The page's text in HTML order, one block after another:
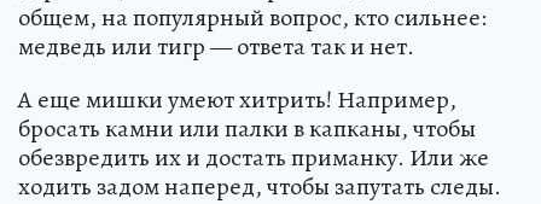
общем, на популярный вопрос, кто сильнее:
медведь или тигр — ответа так и нет.
А еще мишки умеют хитрить! Например,
бросать камни или палки в капканы, чтобы
обезвредить их и достать приманку. Или же
ходить задом наперед, чтобы запутать следы.